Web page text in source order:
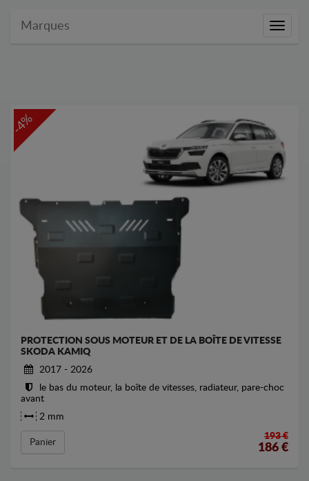
Marques
-4%
PROTECTION SOUS MOTEUR ET DE LA BOÎTE DE VITESSE
SKODA KAMIQ
2017 - 2026
le bas du moteur, la boîte de vitesses, radiateur, pare-choc
avant
2 mm
Panier
193 €
186 €